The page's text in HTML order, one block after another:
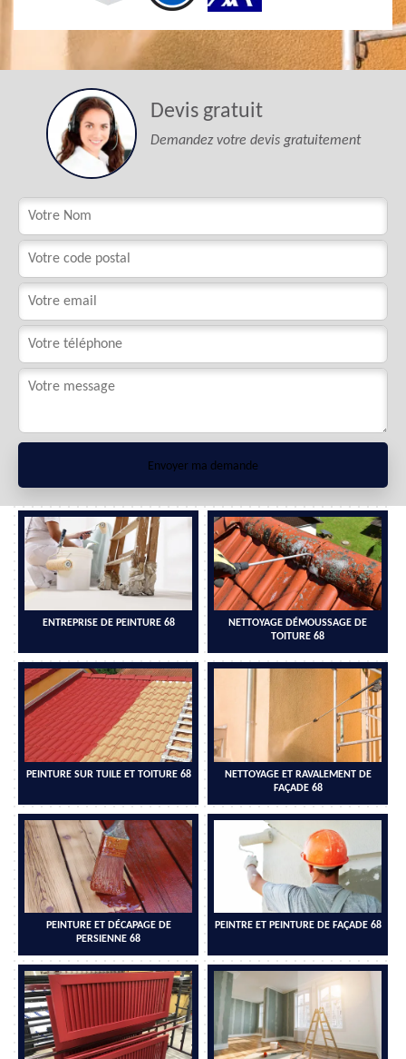
Devis gratuit
Demandez votre devis gratuitement
ENTREPRISE DE PEINTURE 68
NETTOYAGE DÉMOUSSAGE DE
TOITURE 68
PEINTURE SUR TUILE ET TOITURE 68
NETTOYAGE ET RAVALEMENT DE
FAÇADE 68
PEINTURE ET DÉCAPAGE DE
PERSIENNE 68
PEINTRE ET PEINTURE DE FAÇADE 68